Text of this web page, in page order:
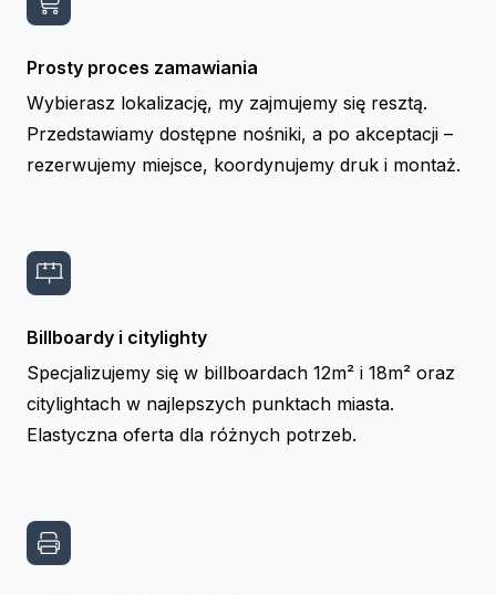
Prosty proces zamawiania
Wybierasz lokalizację, my zajmujemy się resztą.
Przedstawiamy dostępne nośniki, a po akceptacji –
rezerwujemy miejsce, koordynujemy druk i montaż.
Billboardy i citylighty
Specjalizujemy się w billboardach 12m² i 18m² oraz
citylightach w najlepszych punktach miasta.
Elastyczna oferta dla różnych potrzeb.